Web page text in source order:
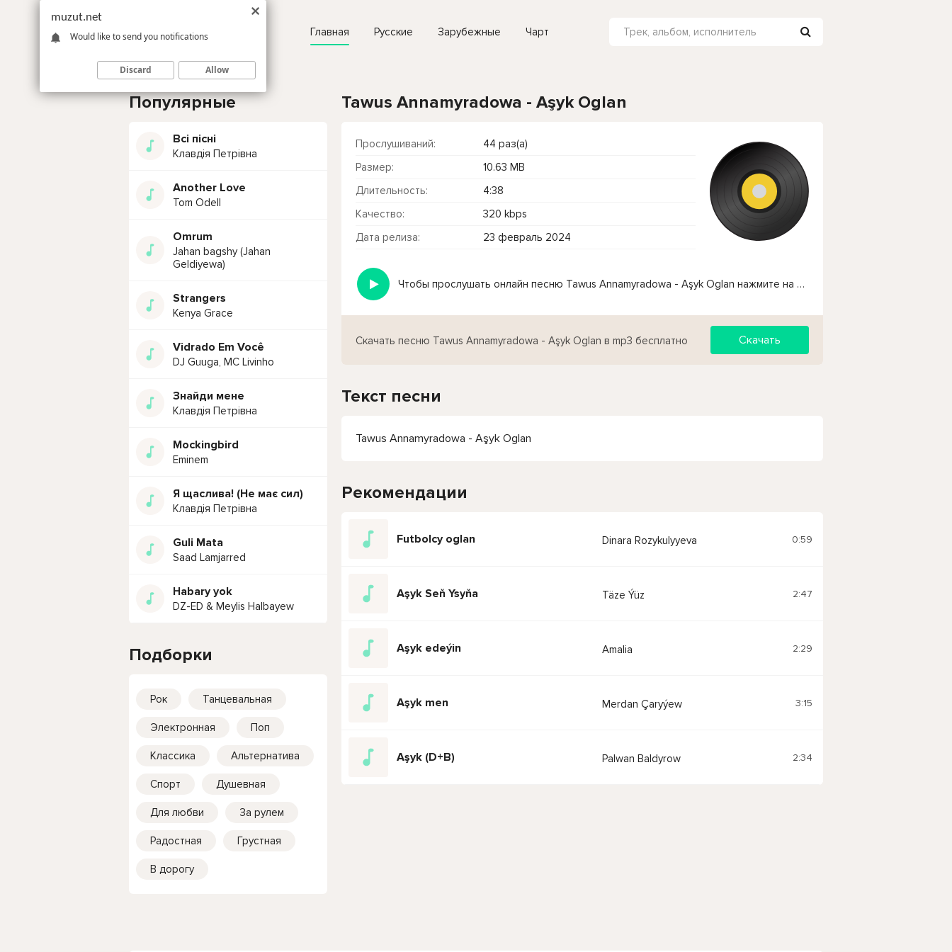
Главная Русские Зарубежные Чарт
Популярные
Всі пісні
Клавдія Петрівна
Another Love
Tom Odell
Omrum
Jahan bagshy (Jahan
Geldiyewa)
Strangers
Kenya Grace
Vidrado Em Você
DJ Guuga, MC Livinho
Знайди мене
Клавдія Петрівна
Mockingbird
Eminem
Я щаслива! (Не має сил)
Клавдія Петрівна
Guli Mata
Saad Lamjarred
Habary yok
DZ-ED & Meylis Halbayew
Подборки
Рок Танцевальная
Электронная Поп
Классика Альтернатива
Спорт Душевная
Для любви За рулем
Радостная Грустная
В дорогу
Tawus Annamyradowa - Aşyk Oglan
Прослушиваний:
44 раз(а)
Размер:
10.63 MB
Длительность:
4:38
Качество:
320 kbps
Дата релиза:
23 февраль 2024
Чтобы прослушать онлайн песню Tawus Annamyradowa - Aşyk Oglan нажмите на кнопку плей с светом зелений
Скачать песню Tawus Annamyradowa - Aşyk Oglan в mp3 бесплатно Скачать
Текст песни
Tawus Annamyradowa - Aşyk Oglan
Рекомендации
Futbolcy oglan Dinara Rozykulyyeva 0:59
Aşyk Seň Ysyňa Täze Ýüz 2:47
Aşyk edeýin Amalia 2:29
Aşyk men Merdan Çaryýew 3:15
Aşyk (D+B) Palwan Baldyrow 2:34
muzut.net
Would like to send you notifications
Discard Allow